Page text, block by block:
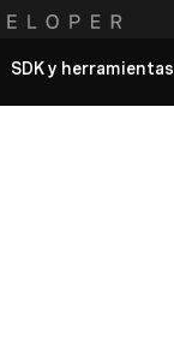
SDK y herramientas